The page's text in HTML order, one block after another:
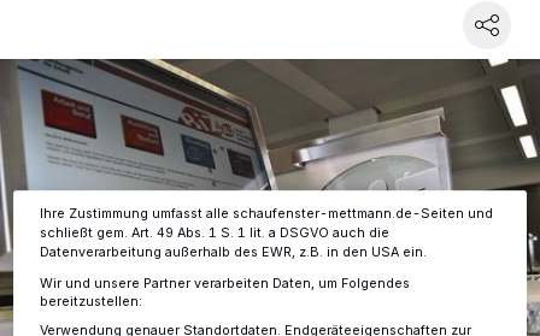
Zwecke. Wenn Tracker deaktiviert sind, sind manche Inhalte und
Anzeigen möglicherweise nicht mehr so relevant für Sie. Sie können
dieses Menü jederzeit wieder aufrufen, um Ihre Einstellungen zu
ändern oder Ihre Einwilligung zu widerrufen, indem Sie auf den Link
Einstellungen oder Ablehnen am unteren Rand der Webseite klicken.
Ihre Einstellungen gelten innerhalb unseres Website. Weitere
Informationen finden Sie in unserer Datenschutzerklärung.
Ihre Zustimmung umfasst alle schaufenster-mettmann.de-Seiten und
schließt gem. Art. 49 Abs. 1 S. 1 lit. a DSGVO auch die
Datenverarbeitung außerhalb des EWR, z.B. in den USA ein.
Wir und unsere Partner verarbeiten Daten, um Folgendes
bereitzustellen:
Verwendung genauer Standortdaten. Endgeräteeigenschaften zur